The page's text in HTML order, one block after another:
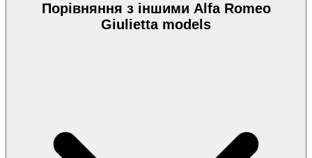
Порівняння з іншими Alfa Romeo
Giulietta models